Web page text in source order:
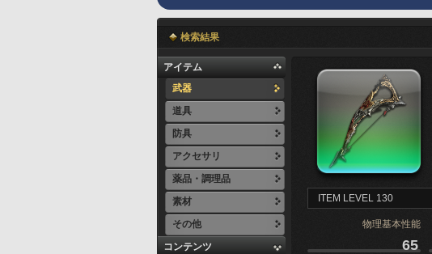
検索結果
アイテム
武器
道具
防具
アクセサリ
薬品・調理品
素材
その他
コンテンツ
ITEM LEVEL 130
物理基本性能
65